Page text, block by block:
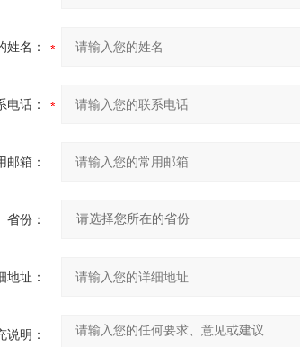
姓名：
电话：
邮箱：
省份：
地址：
说明：